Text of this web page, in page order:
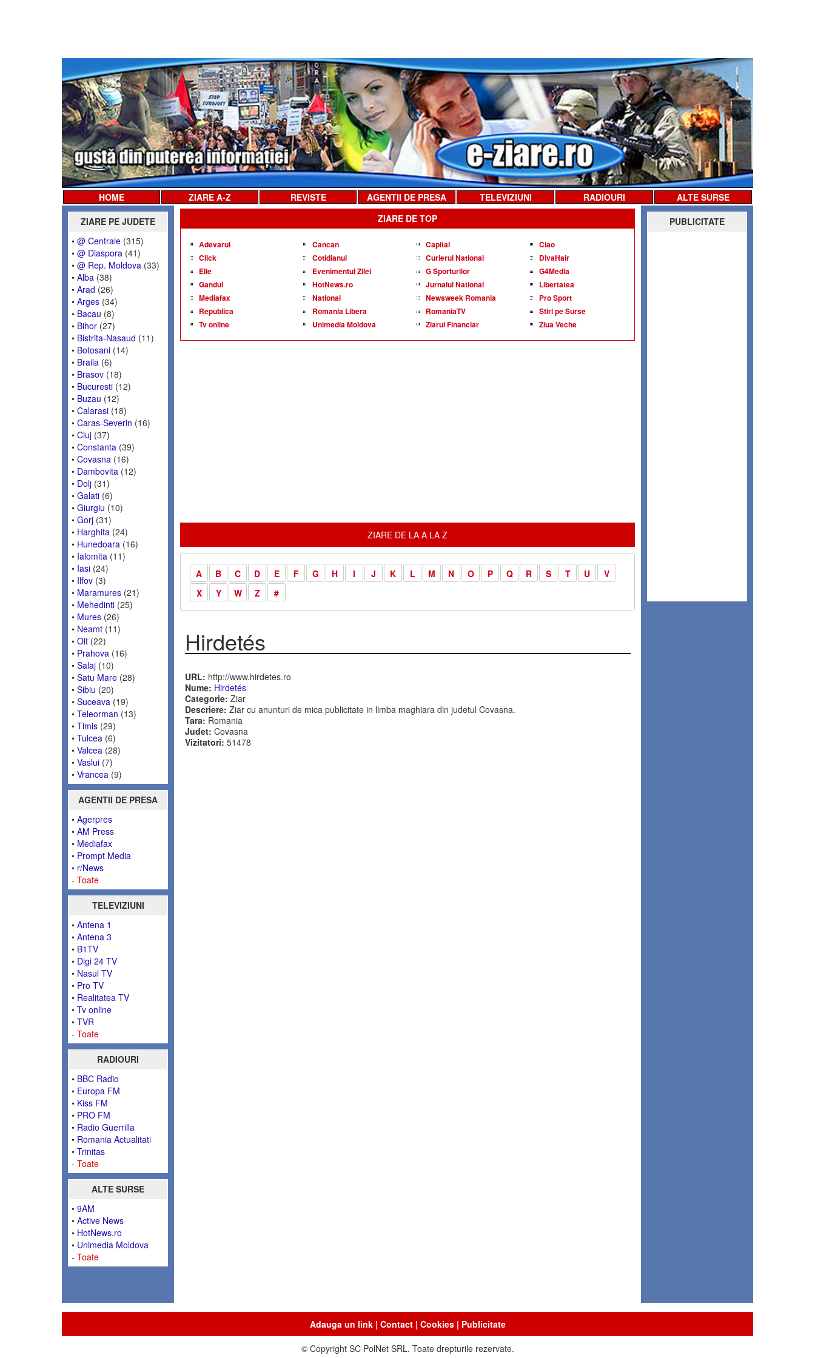
HOME ZIARE A-Z REVISTE AGENTII DE PRESA TELEVIZIUNI RADIOURI
ALTE SURSE
ZIARE PE JUDETE
• @ Centrale (315)
• @ Diaspora (41)
• @ Rep. Moldova (33)
• Alba (38)
• Arad (26)
• Arges (34)
• Bacau (8)
• Bihor (27)
• Bistrita-Nasaud (11)
• Botosani (14)
• Braila (6)
• Brasov (18)
• Bucuresti (12)
• Buzau (12)
• Calarasi (18)
• Caras-Severin (16)
• Cluj (37)
• Constanta (39)
• Covasna (16)
• Dambovita (12)
• Dolj (31)
• Galati (6)
• Giurgiu (10)
• Gorj (31)
• Harghita (24)
• Hunedoara (16)
• Ialomita (11)
• Iasi (24)
• Ilfov (3)
• Maramures (21)
• Mehedinti (25)
• Mures (26)
• Neamt (11)
• Olt (22)
• Prahova (16)
• Salaj (10)
• Satu Mare (28)
• Sibiu (20)
• Suceava (19)
• Teleorman (13)
• Timis (29)
• Tulcea (6)
• Valcea (28)
• Vaslui (7)
• Vrancea (9)
AGENTII DE PRESA
• Agerpres
• AM Press
• Mediafax
• Prompt Media
• r/News
- Toate
TELEVIZIUNI
• Antena 1
• Antena 3
• B1TV
• Digi 24 TV
• Nasul TV
• Pro TV
• Realitatea TV
• Tv online
• TVR
- Toate
RADIOURI
• BBC Radio
• Europa FM
• Kiss FM
• PRO FM
• Radio Guerrilla
• Romania Actualitati
• Trinitas
- Toate
ALTE SURSE
• 9AM
• Active News
• HotNews.ro
• Unimedia Moldova
- Toate
ZIARE DE TOP
Adevarul Cancan Capital
Ciao
Click
Cotidianul Curierul National
DivaHair
Elle
Evenimentul Zilei G Sporturilor
G4Media
Gandul
HotNews.ro Jurnalul National
Libertatea
Mediafax
National Newsweek Romania
Pro Sport
Republica
Romania Libera RomaniaTV
Stiri pe Surse
Tv online
Unimedia Moldova Ziarul Financiar Ziua Veche
ZIARE DE LA A LA Z
A B C D E F G H I J K L M N O P Q R S T U
V
X
Y W Z #
Hirdetés
URL: http://www.hirdetes.ro
Nume: Hirdetés
Categorie: Ziar
Descriere: Ziar cu anunturi de mica publicitate in limba maghiara din judetul Covasna.
Tara: Romania
Judet: Covasna
Vizitatori: 51478
PUBLICITATE
Adauga un link| Contact| Cookies| Publicitate
© Copyright SC PolNet SRL. Toate drepturile rezervate.